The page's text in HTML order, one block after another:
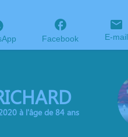
Facebook E-mail
à l'âge de 84 ans